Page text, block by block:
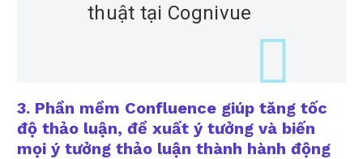
thuật tại Cognivue
3. Phần mềm Confluence giúp tăng tốc
độ thảo luận, đề xuất ý tưởng và biến
mọi ý tưởng thảo luận thành hành động